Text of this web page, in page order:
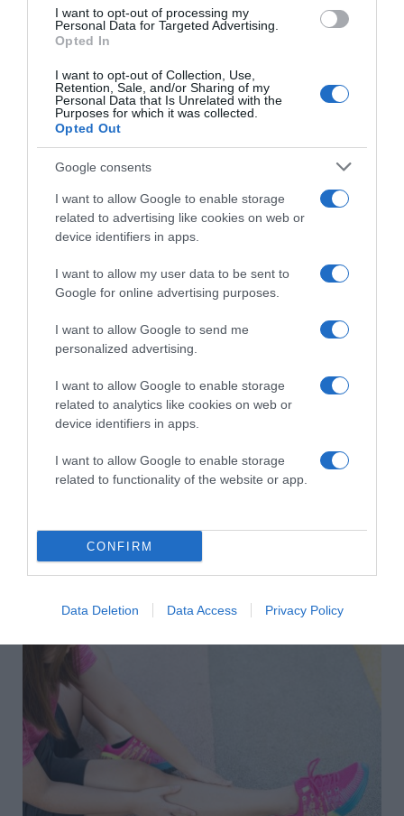
I want to opt-out of processing my
Personal Data for Targeted Advertising.
Opted In
I want to opt-out of Collection, Use,
Retention, Sale, and/or Sharing of my
Personal Data that Is Unrelated with the
Purposes for which it was collected.
Opted Out
Google consents
I want to allow Google to enable storage
related to advertising like cookies on web or
device identifiers in apps.
I want to allow my user data to be sent to
Google for online advertising purposes.
I want to allow Google to send me
personalized advertising.
I want to allow Google to enable storage
related to analytics like cookies on web or
device identifiers in apps.
I want to allow Google to enable storage
related to functionality of the website or app.
CONFIRM
Data Deletion Data Access Privacy Policy
HASONLÓ BEJEGYZÉSEK
2026-08-07.
Túlzott félelem a közös jövőtől – hogyan kerüld el egy új
2026-08-07.